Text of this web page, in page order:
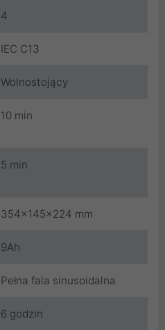
4
IEC C13
Wolnostojący
10 min
5 min
354x145x224 mm
9Ah
Pełna fala sinusoidalna
6 godzin